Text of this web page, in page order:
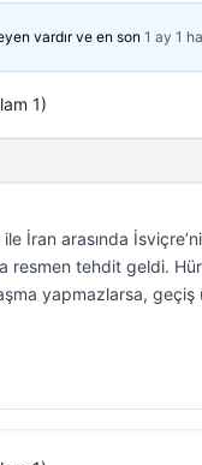
vardır ve en son 1 ay 1
1)
ile İran arasında
resmen tehdit geldi.
yapmazlarsa,